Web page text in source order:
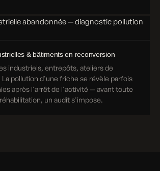
& bâtiments en reconversion
industriels, entrepôts, ateliers de
pollution d'une friche se révèle parfois
après l'arrêt de l'activité — avant toute
un audit s'impose.